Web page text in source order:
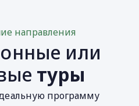
направления
или
туры
программу